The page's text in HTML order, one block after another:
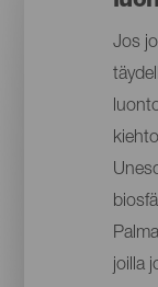
Jos
joilla